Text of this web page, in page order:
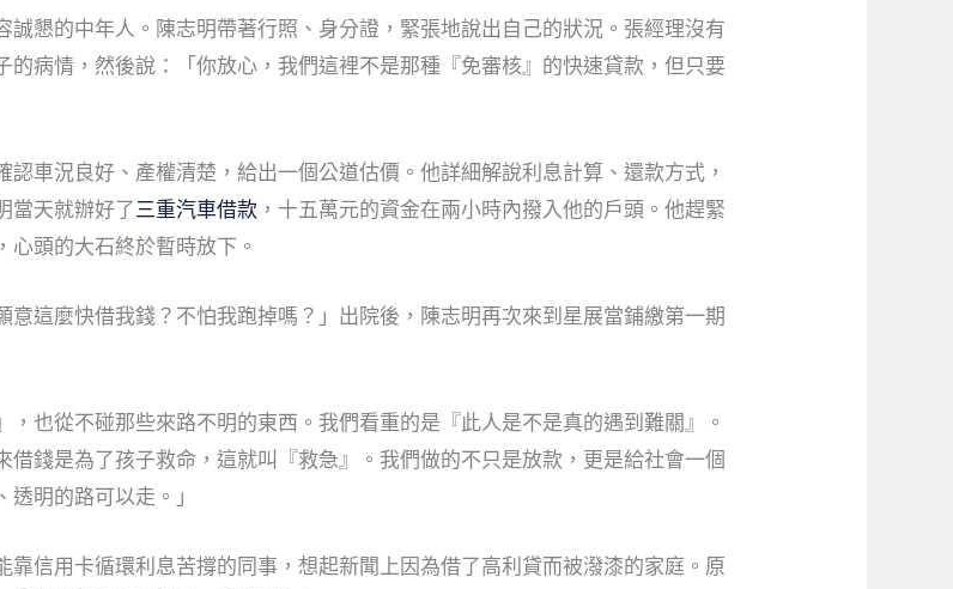
懇的中年人。陳志明帶著行照、身分證，緊張地說出自己的狀況。張經理沒有
病情，然後說：「你放心，我們這裡不是那種『免審核』的快速貸款，但只要
車況良好、產權清楚，給出一個公道估價。他詳細解說利息計算、還款方式，
當天就辦好了 三重汽車借款 ，十五萬元的資金在兩小時內撥入他的戶頭。他趕緊
頭的大石終於暫時放下。
意這麼快借我錢？不怕我跑掉嗎？」出院後，陳志明再次來到星展當鋪繳第一期
也從不碰那些來路不明的東西。我們看重的是『此人是不是真的遇到難關』。
錢是為了孩子救命，這就叫『救急』。我們做的不只是放款，更是給社會一個
明的路可以走。」
靠信用卡循環利息苦撐的同事，想起新聞上因為借了高利貸而被潑漆的家庭。原